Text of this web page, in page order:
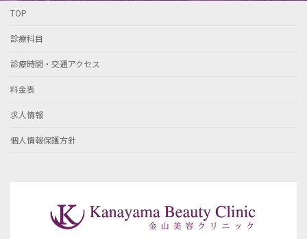
TOP
診療科目
診療時間・交通アクセス
料金表
求人情報
個人情報保護方針